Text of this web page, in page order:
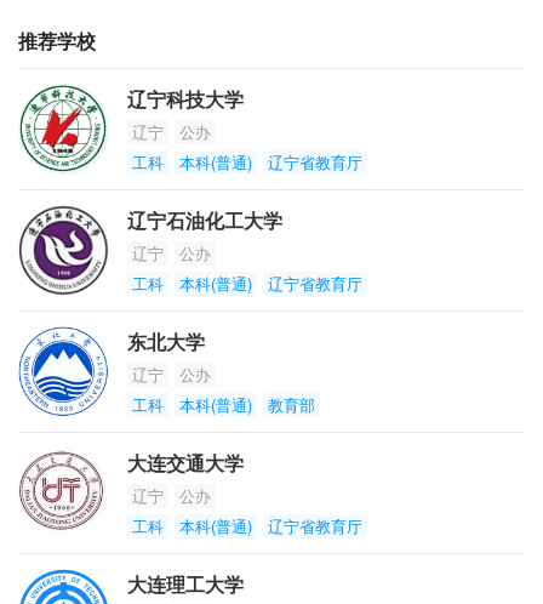
推荐学校
辽宁科技大学
辽宁
公办
工科
本科(普通) 辽宁省教育厅
辽宁石油化工大学
辽宁
公办
工科
本科(普通) 辽宁省教育厅
东北大学
辽宁
公办
工科
本科(普通) 教育部
大连交通大学
辽宁
公办
工科
本科(普通) 辽宁省教育厅
大连理工大学